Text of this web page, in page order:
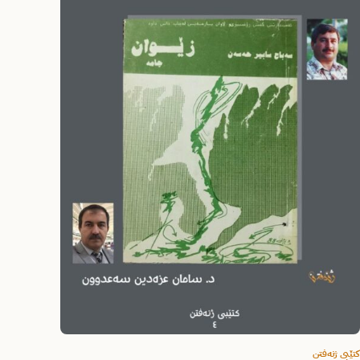
کتێبی ژنەفتن